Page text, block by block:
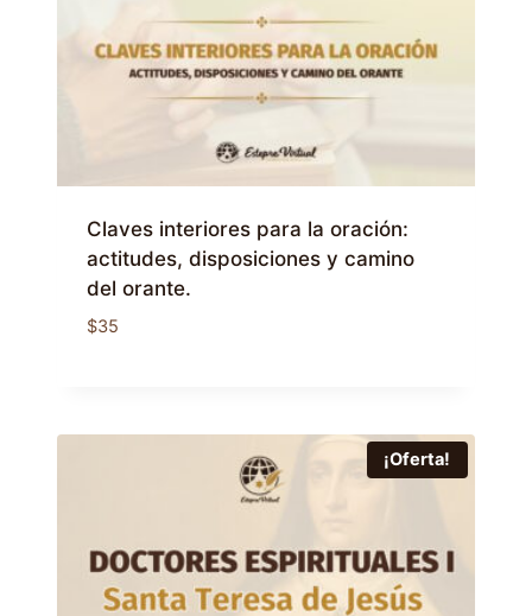
Claves interiores para la oración:
actitudes, disposiciones y camino
del orante.
$35
¡Oferta!